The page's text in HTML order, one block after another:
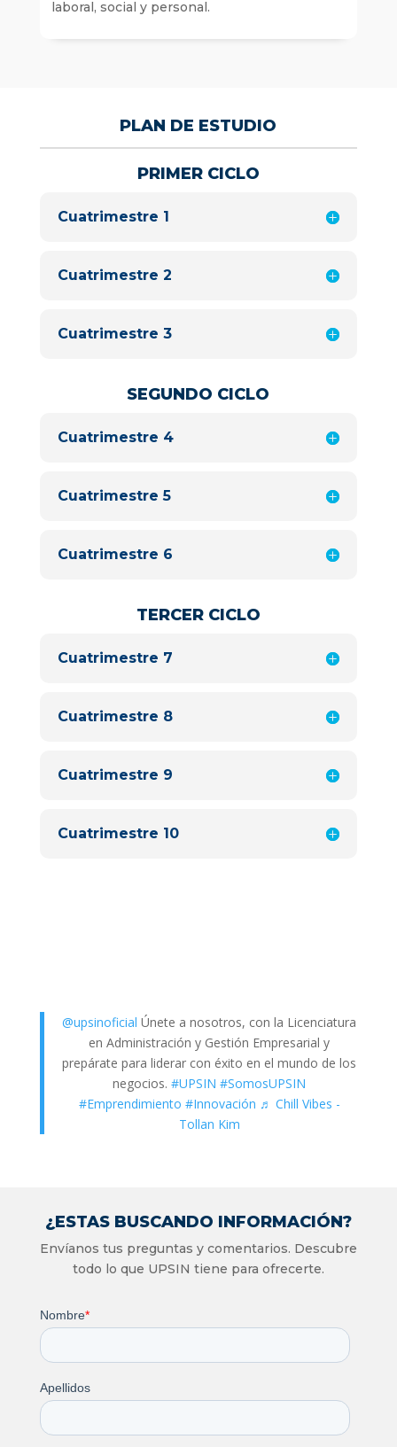
laboral, social y personal.
PLAN DE ESTUDIO
PRIMER CICLO
Cuatrimestre 1
Cuatrimestre 2
Cuatrimestre 3
SEGUNDO CICLO
Cuatrimestre 4
Cuatrimestre 5
Cuatrimestre 6
TERCER CICLO
Cuatrimestre 7
Cuatrimestre 8
Cuatrimestre 9
Cuatrimestre 10
@upsinoficial Únete a nosotros, con la Licenciatura
en Administración y Gestión Empresarial y
prepárate para liderar con éxito en el mundo de los
negocios.#UPSIN #SomosUPSIN
#Emprendimiento #Innovación ♬ Chill Vibes -
Tollan Kim
¿ESTAS BUSCANDO INFORMACIÓN?
Envíanos tus preguntas y comentarios. Descubre
todo lo que UPSIN tiene para ofrecerte.